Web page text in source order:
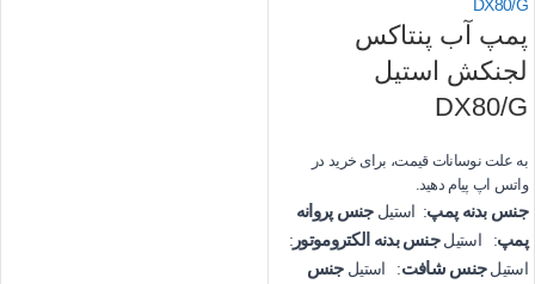
پمپ آب پنتاکس
لجنکش استیل
DX80/G
به علت نوسانات قیمت، برای خرید در
واتس اپ پیام دهید.
جنس بدنه پمپ: استیلجنس پروانه
پمپ: استیلجنس بدنه الکتروموتور :
استیلجنس شافت: استیلجنس